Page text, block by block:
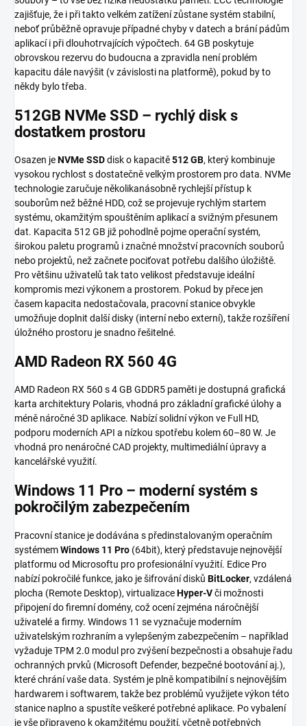
zajišťuje, že i při takto velkém zatížení zůstane systém stabilní,
neboť průběžně opravuje případné chyby v datech a brání pádům
aplikací i při dlouhotrvajících výpočtech. 64 GB poskytuje
obrovskou rezervu do budoucna a zpravidla není problém
kapacitu dále navýšit (v závislosti na platformě), pokud by to
někdy bylo třeba.
512GB NVMe SSD – rychlý disk s
dostatkem prostoru
Osazen jeNVMe SSDdisk o kapacitě512 GB, který kombinuje
vysokou rychlost s dostatečně velkým prostorem pro data. NVMe
technologie zaručuje několikanásobně rychlejší přístup k
souborům než běžné HDD, což se projevuje rychlým startem
systému, okamžitým spouštěním aplikací a svižným přesunem
dat. Kapacita 512 GB již pohodlně pojme operační systém,
širokou paletu programů i značné množství pracovních souborů
nebo projektů, než začnete pociťovat potřebu dalšího úložiště.
Pro většinu uživatelů tak tato velikost představuje ideální
kompromis mezi výkonem a prostorem. Pokud by přece jen
časem kapacita nedostačovala, pracovní stanice obvykle
umožňuje doplnit další disky (interní nebo externí), takže rozšíření
úložného prostoru je snadno řešitelné.
AMD Radeon RX 560 4G
AMD Radeon RX 560 s 4 GB GDDR5 paměti je dostupná grafická
karta architektury Polaris, vhodná pro základní grafické úlohy a
méně náročné 3D aplikace. Nabízí solidní výkon ve Full HD,
podporu moderních API a nízkou spotřebu kolem 60–80 W. Je
vhodná pro nenáročné CAD projekty, multimediální úpravy a
kancelářské využití.
Windows 11 Pro – moderní systém s
pokročilým zabezpečením
Pracovní stanice je dodávána s předinstalovaným operačním
systémemWindows 11 Pro (64bit), který představuje nejnovější
platformu od Microsoftu pro profesionální využití. Edice Pro
nabízí pokročilé funkce, jako je šifrování disků BitLocker, vzdálená
plocha (Remote Desktop), virtualizaceHyper-Vči možnosti
připojení do firemní domény, což ocení zejména náročnější
uživatelé a firmy. Windows 11 se vyznačuje moderním
uživatelským rozhraním a vylepšeným zabezpečením – například
vyžaduje TPM 2.0 modul pro zvýšení bezpečnosti a obsahuje řadu
ochranných prvků (Microsoft Defender, bezpečné bootování aj.),
které chrání vaše data. Systém je plně kompatibilní s nejnovějším
hardwarem i softwarem, takže bez problémů využijete výkon této
stanice naplno a spustíte veškeré potřebné aplikace. Po vybalení
je vše připraveno k okamžitému použití, včetně potřebných